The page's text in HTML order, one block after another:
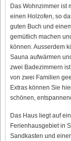
Das Wohnzimmer ist
einen Holzofen, so
guten Buch und
gemütlich machen
können. Ausserdem
Sauna aufwärmen
zwei Badezimmern
von zwei Familien
Extras können Sie
schönen,
Das Haus liegt auf
Ferienhausgebiet in
Sandkasten und